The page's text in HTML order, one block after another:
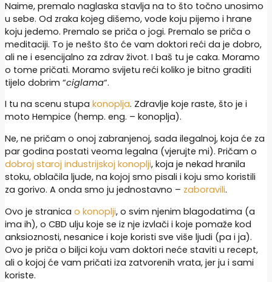
Naime, premalo naglaska stavlja na to što točno unosimo
u sebe. Od zraka kojeg dišemo, vode koju pijemo i hrane
koju jedemo. Premalo se priča o jogi. Premalo se priča o
meditaciji. To je nešto što će vam doktori reći da je dobro,
ali ne i esencijalno za zdrav život. I baš tu je caka. Moramo
o tome pričati. Moramo svijetu reći koliko je bitno graditi
tijelo dobrim “ciglama“.
I tu na scenu stupa konoplja. Zdravlje koje raste, što je i
moto Hempice (hemp. eng. – konoplja).
Ne, ne pričam o onoj zabranjenoj, sada ilegalnoj, koja će za
par godina postati veoma legalna (vjerujte mi). Pričam o
dobroj staroj industrijskoj konoplji, koja je nekad hranila
stoku, oblačila ljude, na kojoj smo pisali i koju smo koristili
za gorivo. A onda smo ju jednostavno – zaboravili.
Ovo je stranica o konoplji, o svim njenim blagodatima (a
ima ih), o CBD ulju koje se iz nje izvlači i koje pomaže kod
anksioznosti, nesanice i koje koristi sve više ljudi (pa i ja).
Ovo je priča o biljci koju vam doktori neće staviti u recept,
ali o kojoj će vam pričati iza zatvorenih vrata, jer ju i sami
koriste.